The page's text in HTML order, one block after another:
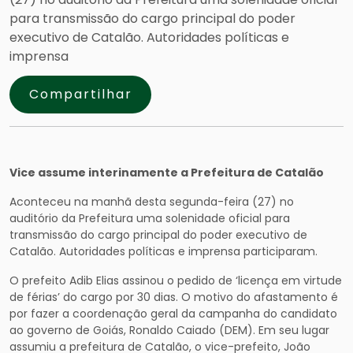
para transmissão do cargo principal do poder
executivo de Catalão. Autoridades políticas e
imprensa
Compartilhar
Vice assume interinamente a Prefeitura de Catalão
Aconteceu na manhã desta segunda-feira (27) no
auditório da Prefeitura uma solenidade oficial para
transmissão do cargo principal do poder executivo de
Catalão. Autoridades políticas e imprensa participaram.
O prefeito Adib Elias assinou o pedido de ‘licença em virtude
de férias’ do cargo por 30 dias. O motivo do afastamento é
por fazer a coordenação geral da campanha do candidato
ao governo de Goiás, Ronaldo Caiado (DEM). Em seu lugar
assumiu a prefeitura de Catalão, o vice-prefeito, João